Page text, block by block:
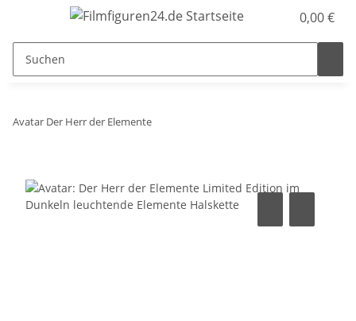
0,00 €
Avatar Der Herr der Elemente